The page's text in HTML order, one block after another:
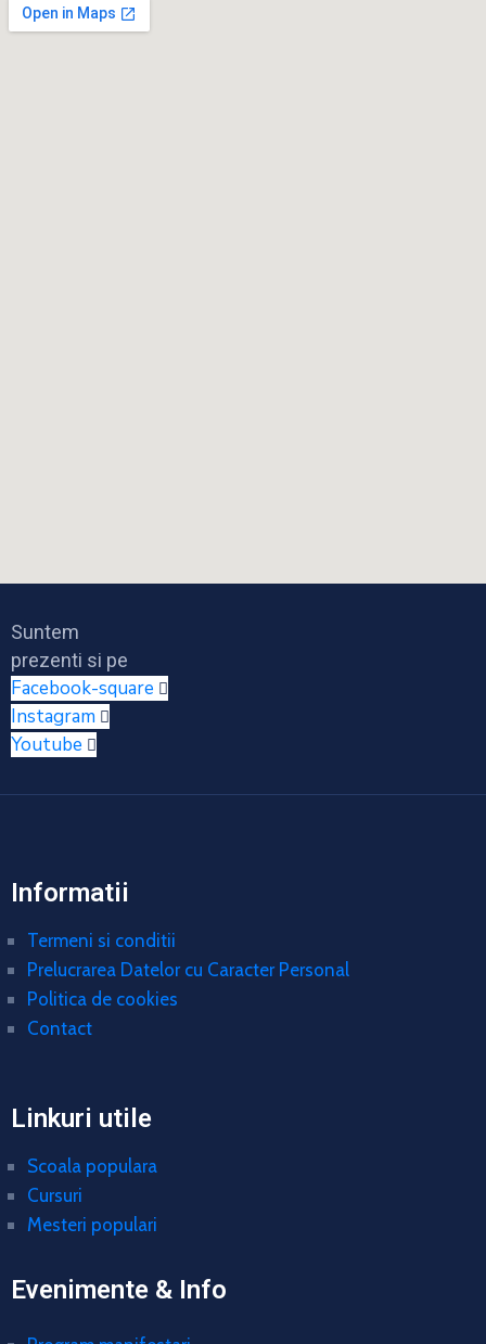
Suntem
prezenti si pe
Facebook-square
Instagram
Youtube
Informatii
Termeni si conditii
Prelucrarea Datelor cu Caracter Personal
Politica de cookies
Contact
Linkuri utile
Scoala populara
Cursuri
Mesteri populari
Evenimente & Info